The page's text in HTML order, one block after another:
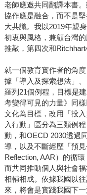
老師應邀共同翻譯本書
協作應是融合，而不是
大共識。我以2019年親
初衷與風格，兼顧台灣
推敲，第四次和Ritchhart
就一個教育實作者的角
據「導入及探索想法」
羅列21個例程，目標是
考變得可見的力量》同
文化為目標，改用「投
入行動」區分為三類例
動，和OECD 2030透過
導，以及不斷經歷「預
Reflection, AAR）的循
而共同推動個人與社會
相輔相成。依據我國以
來，將會是實踐我國下一